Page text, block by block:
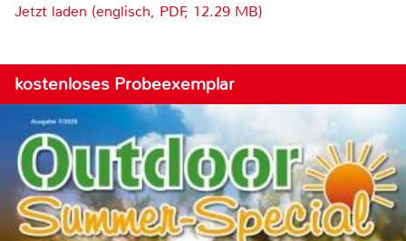
Jetzt laden (englisch, PDF, 12.29 MB)
kostenloses Probeexemplar